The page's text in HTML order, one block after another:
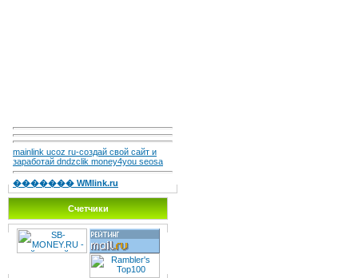
mainlink ucoz ru-создай свой сайт и
заработай dndzclik money4you seosa
������� WMlink.ru
Счетчики